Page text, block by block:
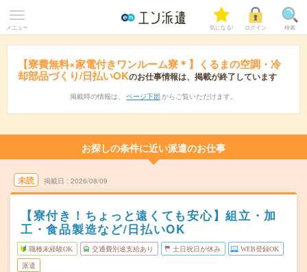
メニュー 気になる! ログイン 検索
【寮費無料×家電付きワンルーム寮＊】くるまの空調・冷
却部品づくり/日払いOKのお仕事情報は、掲載が終了しています
掲載時の情報は、 ページ下部 からご覧いただけます。
お探しの条件に近い派遣のお仕事
未読 掲載日 2026/08/09
【寮付き！ちょっと遠くても安心】組立・加
工・食品製造など/日払いOK
職種未経験OK 交通費別途支給あり 土日祝日が休み WEB登録OK
派遣